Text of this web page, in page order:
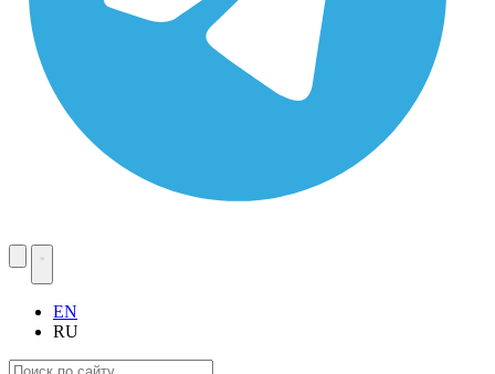
EN
RU